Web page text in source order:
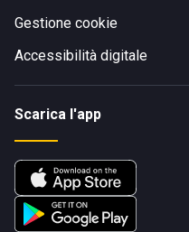
Gestione cookie
Accessibilità digitale
Scarica l'app